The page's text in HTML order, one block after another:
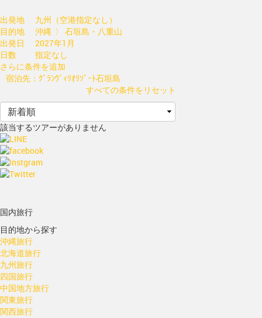
出発地
九州（空港指定なし）
目的地
沖縄 〉 石垣島・八重山
出発日
2027年1月
日数
指定なし
さらに条件を追加
宿泊先：ｸﾞﾗﾝｳﾞｨﾘｵﾘｿﾞｰﾄ石垣島
すべての条件をリセット
該当するツアーがありません
国内旅行
目的地から探す
沖縄旅行
北海道旅行
九州旅行
四国旅行
中国地方旅行
関東旅行
関西旅行